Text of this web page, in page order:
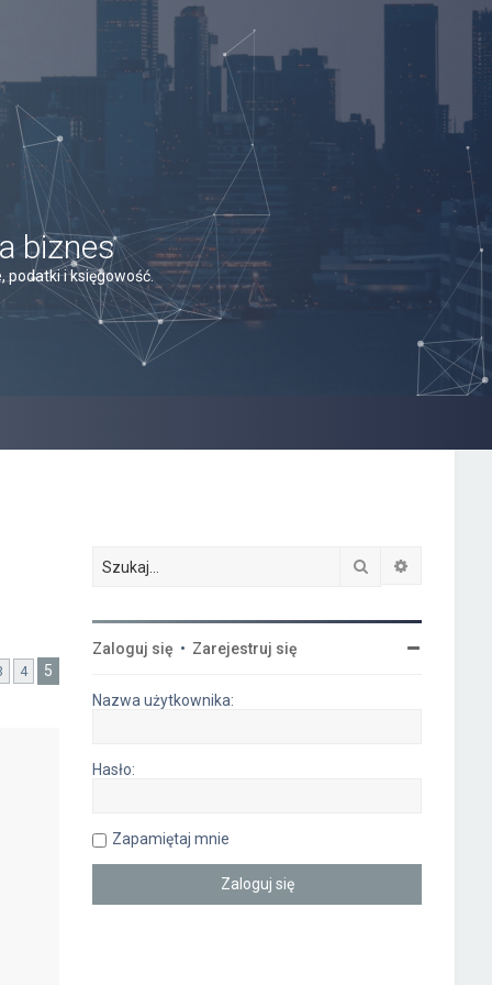
biznes
podatki i księgowość.
4 5
Szukaj
Zaloguj się • Zarejestruj się
Nazwa użytkownika:
Hasło:
Zapamiętaj mnie